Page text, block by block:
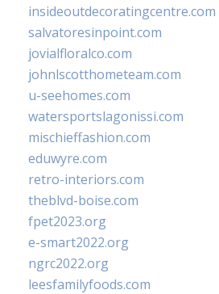
insideoutdecoratingcentre.com
salvatoresinpoint.com
jovialfloralco.com
johnlscotthometeam.com
u-seehomes.com
watersportslagonissi.com
mischieffashion.com
eduwyre.com
retro-interiors.com
theblvd-boise.com
fpet2023.org
e-smart2022.org
ngrc2022.org
leesfamilyfoods.com